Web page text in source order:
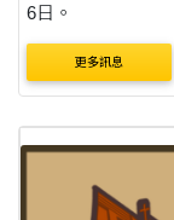
6日。
更多訊息